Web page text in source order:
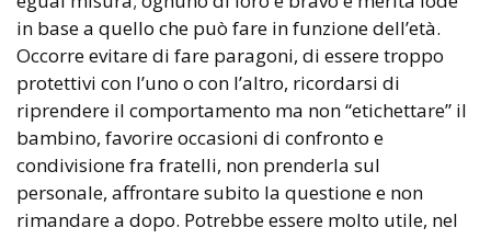
in base a quello che può fare in funzione dell’età.
Occorre evitare di fare paragoni, di essere troppo
protettivi con l’uno o con l’altro, ricordarsi di
riprendere il comportamento ma non “etichettare” il
bambino, favorire occasioni di confronto e
condivisione fra fratelli, non prenderla sul
personale, affrontare subito la questione e non
rimandare a dopo. Potrebbe essere molto utile, nel